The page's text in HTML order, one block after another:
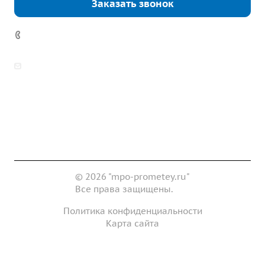
Заказать звонок
© 2026 "mpo-prometey.ru"
Все права защищены.
Политика конфиденциальности
Карта сайта